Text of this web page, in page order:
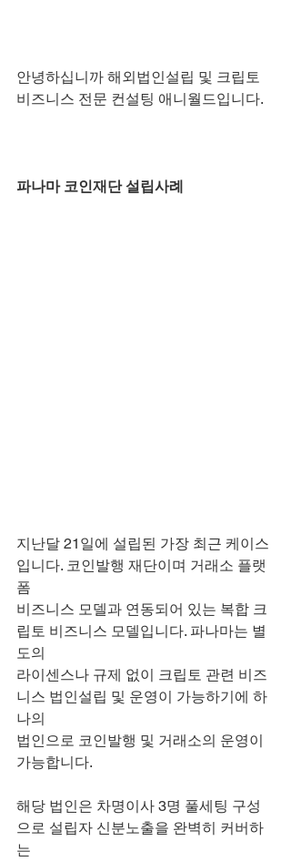
안녕하십니까 해외법인설립 및 크립토
비즈니스 전문 컨설팅 애니월드입니다.
파나마 코인재단 설립사례
지난달 21일에 설립된 가장 최근 케이스
입니다. 코인발행 재단이며 거래소 플랫
폼
비즈니스 모델과 연동되어 있는 복합 크
립토 비즈니스 모델입니다. 파나마는 별
도의
라이센스나 규제 없이 크립토 관련 비즈
니스 법인설립 및 운영이 가능하기에 하
나의
법인으로 코인발행 및 거래소의 운영이
가능합니다.
해당 법인은 차명이사 3명 풀세팅 구성
으로 설립자 신분노출을 완벽히 커버하
는